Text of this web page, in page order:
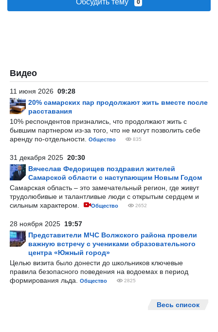
Обсудить тему 0
Видео
11 июня 2026 09:28
20% самарских пар продолжают жить вместе после
расставания
10% респондентов признались, что продолжают жить с
бывшим партнером из-за того, что не могут позволить себе
аренду по-отдельности.
Общество 835
31 декабря 2025 20:30
Вячеслав Федорищев поздравил жителей
Самарской области с наступающим Новым Годом
Самарская область – это замечательный регион, где живут
трудолюбивые и талантливые люди с открытым сердцем и
сильным характером.
Общество 2652
28 ноября 2025 19:57
Представители МЧС Волжского района провели
важную встречу с учениками образовательного
центра «Южный город»
Целью визита было донести до школьников ключевые
правила безопасного поведения на водоемах в период
формирования льда.
Общество 2825
Весь список